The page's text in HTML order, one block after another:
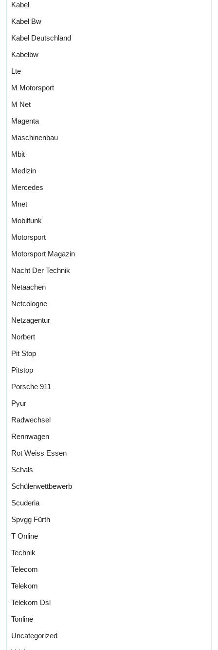
Kabel
Kabel Bw
Kabel Deutschland
Kabelbw
Lte
M Motorsport
M Net
Magenta
Maschinenbau
Mbit
Medizin
Mercedes
Mnet
Mobilfunk
Motorsport
Motorsport Magazin
Nacht Der Technik
Netaachen
Netcologne
Netzagentur
Norbert
Pit Stop
Pitstop
Porsche 911
Pyur
Radwechsel
Rennwagen
Rot Weiss Essen
Schals
Schülerwettbewerb
Scuderia
Spvgg Fürth
T Online
Technik
Telecom
Telekom
Telekom Dsl
Tonline
Uncategorized